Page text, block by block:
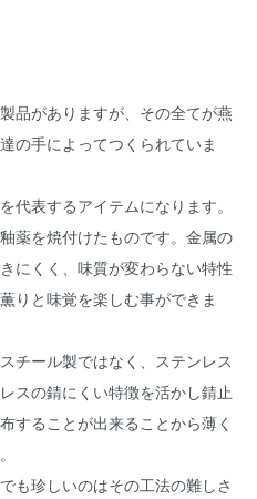
品がありますが、その全てが燕
の手によってつくられていま
代表するアイテムになります。
薬を焼付けたものです。金属の
にくく、味質が変わらない特性
りと味覚を楽しむ事ができま
チール製ではなく、ステンレス
スの錆にくい特徴を活かし錆止
することが出来ることから薄く
も珍しいのはその工法の難しさ